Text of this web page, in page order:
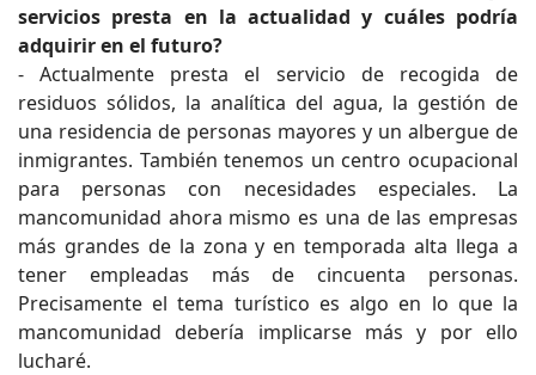
servicios presta en la actualidad y cuáles podría
adquirir en el futuro?
- Actualmente presta el servicio de recogida de
residuos sólidos, la analítica del agua, la gestión de
una residencia de personas mayores y un albergue de
inmigrantes. También tenemos un centro ocupacional
para personas con necesidades especiales. La
mancomunidad ahora mismo es una de las empresas
más grandes de la zona y en temporada alta llega a
tener empleadas más de cincuenta personas.
Precisamente el tema turístico es algo en lo que la
mancomunidad debería implicarse más y por ello
lucharé.